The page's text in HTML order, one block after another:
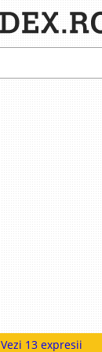
Vezi 13 expresii